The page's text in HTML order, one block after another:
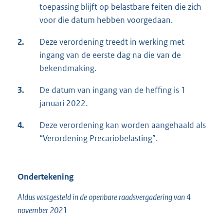
toepassing blijft op belastbare feiten die zich
voor die datum hebben voorgedaan.
2.
Deze verordening treedt in werking met
ingang van de eerste dag na die van de
bekendmaking.
3.
De datum van ingang van de heffing is 1
januari 2022.
4.
Deze verordening kan worden aangehaald als
“Verordening Precariobelasting”.
Ondertekening
Aldus vastgesteld in de openbare raadsvergadering van 4
november 2021